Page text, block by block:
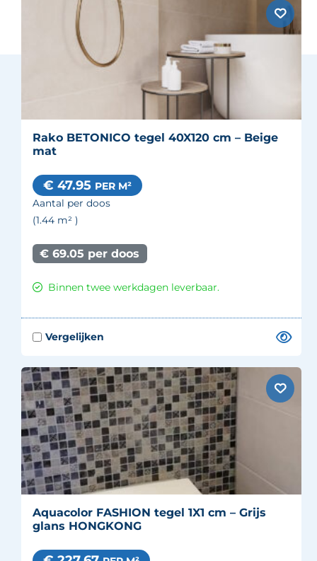
Rako BETONICO tegel 40X120 cm – Beige
mat
€ 47.95 PER M²
Aantal per doos
(1.44 m² )
€ 69.05 per doos
Binnen twee werkdagen leverbaar.
Aquacolor FASHION tegel 1X1 cm – Grijs
glans HONGKONG